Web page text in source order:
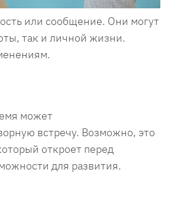
или сообщение. Они могут
так и личной жизни.
может
встречу. Возможно, это
откроет перед
для развития.